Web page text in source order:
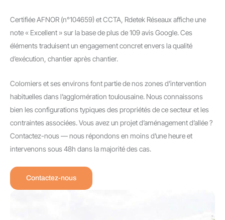
Certifiée AFNOR (n°104659) et CCTA, Rdetek Réseaux affiche une
note « Excellent » sur la base de plus de 109 avis Google. Ces
éléments traduisent un engagement concret envers la qualité
d’exécution, chantier après chantier.
Colomiers et ses environs font partie de nos zones d’intervention
habituelles dans l’agglomération toulousaine. Nous connaissons
bien les configurations typiques des propriétés de ce secteur et les
contraintes associées. Vous avez un projet d’aménagement d’allée ?
Contactez-nous — nous répondons en moins d’une heure et
intervenons sous 48h dans la majorité des cas.
Contactez-nous